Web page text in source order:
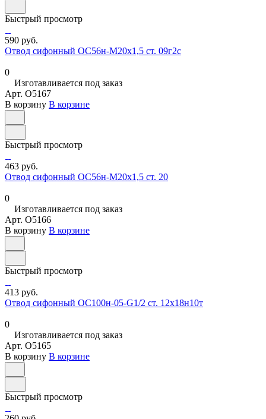
Быстрый просмотр
590 руб.
Отвод сифонный ОС56н-М20х1,5 ст. 09г2с
0
Изготавливается под заказ
Арт. O5167
В корзину В корзине
Быстрый просмотр
463 руб.
Отвод сифонный ОС56н-М20х1,5 ст. 20
0
Изготавливается под заказ
Арт. O5166
В корзину В корзине
Быстрый просмотр
413 руб.
Отвод сифонный ОС100н-05-G1/2 ст. 12х18н10т
0
Изготавливается под заказ
Арт. O5165
В корзину В корзине
Быстрый просмотр